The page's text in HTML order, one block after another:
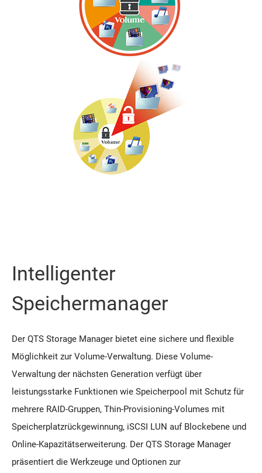
Intelligenter
Speichermanager
Der QTS Storage Manager bietet eine sichere und flexible
Möglichkeit zur Volume-Verwaltung. Diese Volume-
Verwaltung der nächsten Generation verfügt über
leistungsstarke Funktionen wie Speicherpool mit Schutz für
mehrere RAID-Gruppen, Thin-Provisioning-Volumes mit
Speicherplatzrückgewinnung, iSCSI LUN auf Blockebene und
Online-Kapazitätserweiterung. Der QTS Storage Manager
präsentiert die Werkzeuge und Optionen zur